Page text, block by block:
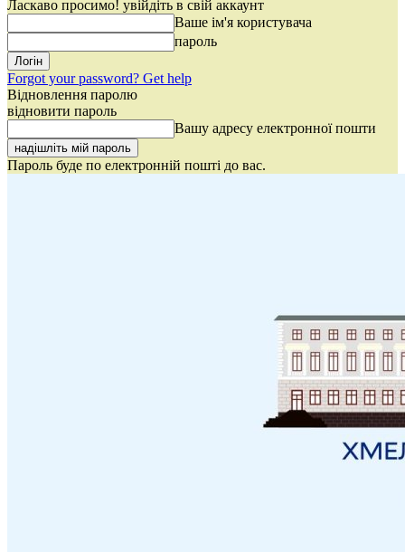
Ласкаво просимо! увійдіть в свій аккаунт
Ваше ім'я користувача
пароль
Forgot your password? Get help
Відновлення паролю
відновити пароль
Вашу адресу електронної пошти
Пароль буде по електронній пошті до вас.